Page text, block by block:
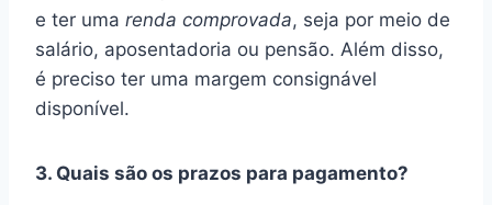
e ter uma renda comprovada, seja por meio de
salário, aposentadoria ou pensão. Além disso,
é preciso ter uma margem consignável
disponível.
3. Quais são os prazos para pagamento?